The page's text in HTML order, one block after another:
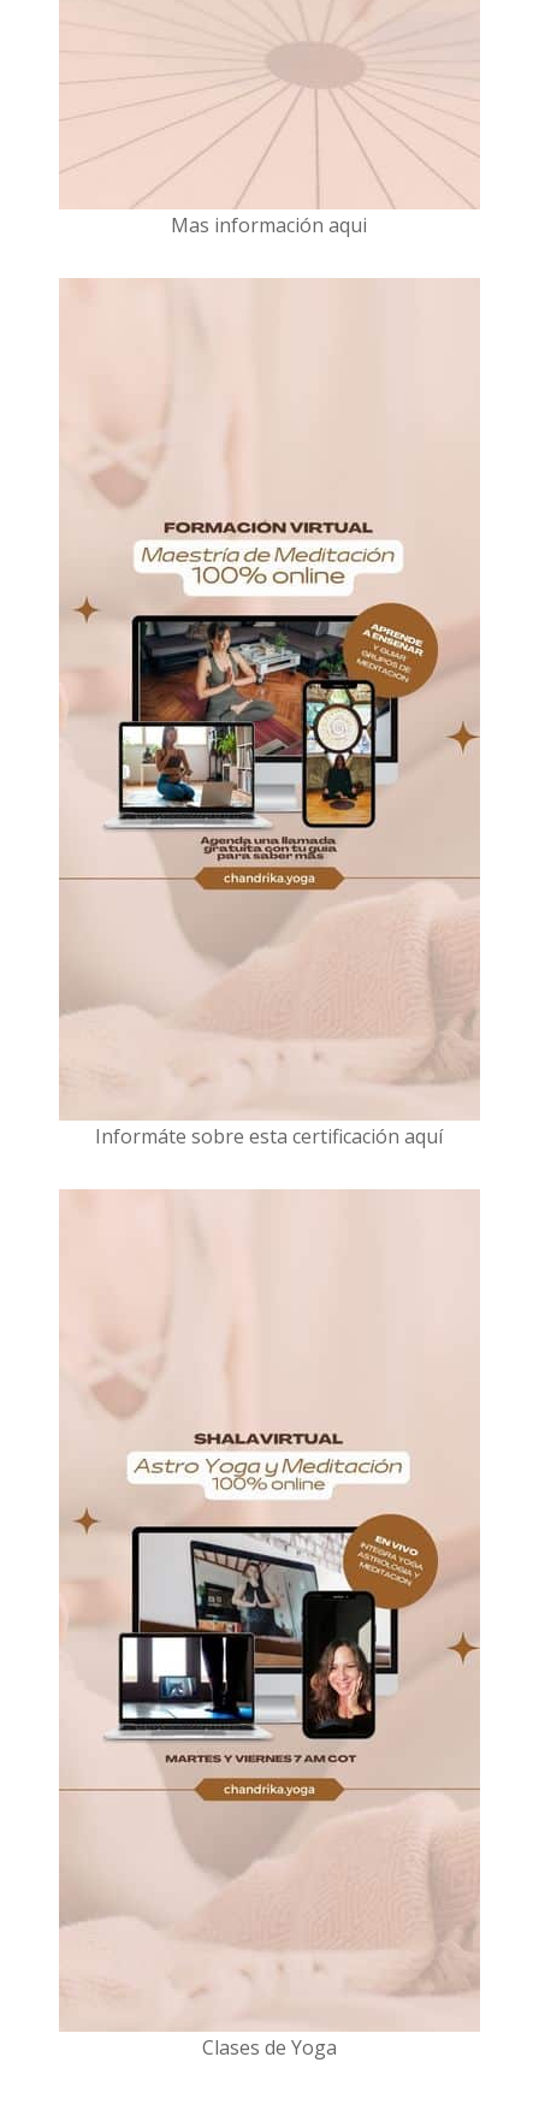
Mas información aqui
Informáte sobre esta certificación aquí
Clases de Yoga